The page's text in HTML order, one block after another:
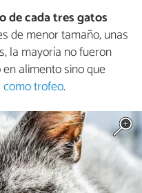
de cada tres gatos
de menor tamaño, unas
la mayoría no fueron
alimento sino que
trofeo.